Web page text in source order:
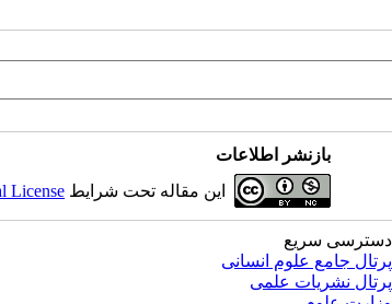
بازنشر اطلاعات
این مقاله تحت شرایط License
دسترسی سریع
پرتال جامع علوم انسانی
پرتال نشریات علمی